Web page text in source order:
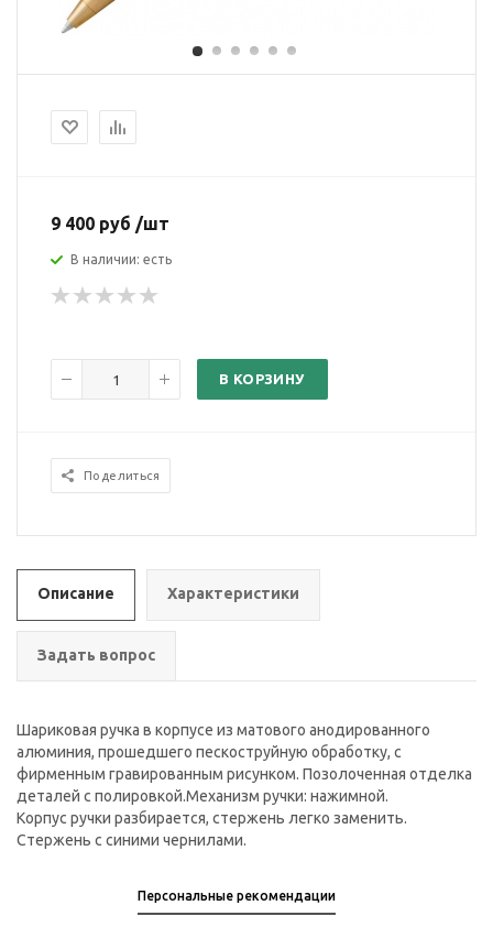
9 400 руб /шт
В наличии: есть
В КОРЗИНУ
Поделиться
Описание Характеристики
Задать вопрос
Шариковая ручка в корпусе из матового анодированного
алюминия, прошедшего пескоструйную обработку, с
фирменным гравированным рисунком. Позолоченная отделка
деталей с полировкой.Механизм ручки: нажимной.
Корпус ручки разбирается, стержень легко заменить.
Стержень с синими чернилами.
Персональные рекомендации